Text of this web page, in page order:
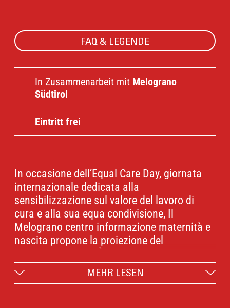
FAQ & LEGENDE
In Zusammenarbeit mit Melograno
Südtirol
Eintritt frei
In occasione dell’Equal Care Day, giornata
internazionale dedicata alla
sensibilizzazione sul valore del lavoro di
cura e alla sua equa condivisione, Il
Melograno centro informazione maternità e
nascita propone la proiezione del
BISCOTTI di Jeffrey Zani.
MEHR LESEN